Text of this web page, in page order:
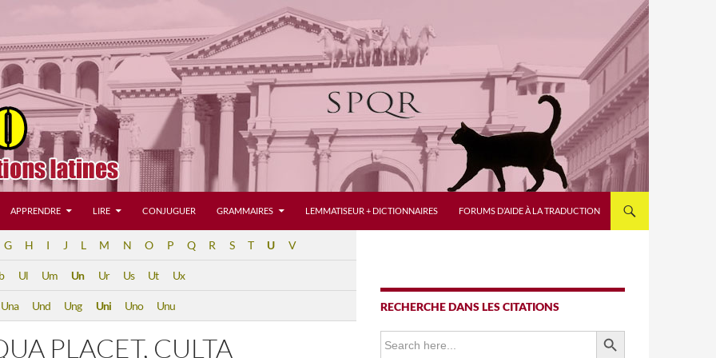
APPRENDRE LIRE CONJUGUER GRAMMAIRES LEMMATISEUR + DICTIONNAIRES FORUMS D’AIDE À LA TRADUCTION
G H I J L M N O P Q R S T U V
Ul Um Un Ur Us Ut Ux
Una Und Ung Uni Uno Unu
PLACET, CULTA
RECHERCHE DANS LES CITATIONS
Search
for:
SEARCH BUTTON